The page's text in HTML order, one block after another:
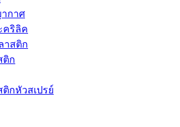
กาศ
คริลิค
าสติก
ติก
กหัวสเปรย์